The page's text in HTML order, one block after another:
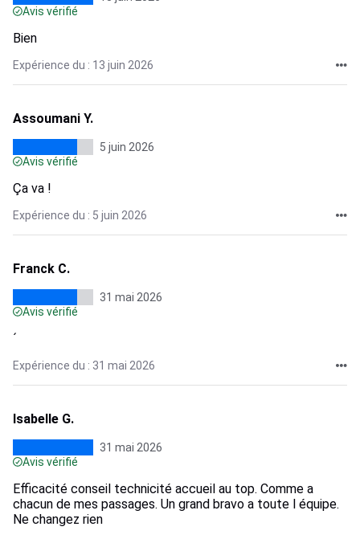
Avis vérifié
Bien
Expérience du : 13 juin 2026
Assoumani Y.
5 juin 2026
Avis vérifié
Ça va !
Expérience du : 5 juin 2026
Franck C.
31 mai 2026
Avis vérifié
´
Expérience du : 31 mai 2026
Isabelle G.
31 mai 2026
Avis vérifié
Efficacité conseil technicité accueil au top. Comme a
chacun de mes passages. Un grand bravo a toute l équipe.
Ne changez rien